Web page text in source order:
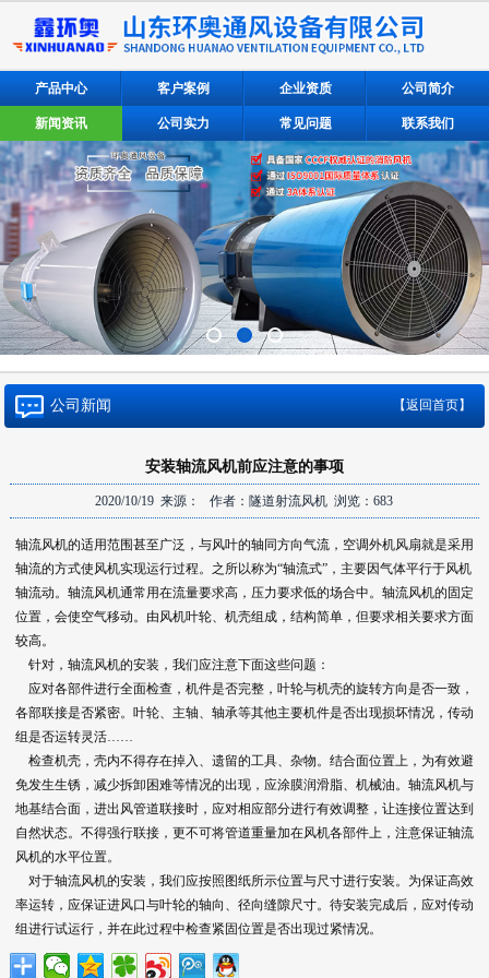
产品中心 客户案例 企业资质 公司简介
新闻资讯 公司实力 常见问题 联系我们
公司新闻 【返回首页】
安装轴流风机前应注意的事项
2020/10/19 来源： 作者：隧道射流风机 浏览：683
轴流风机的适用范围甚至广泛，与风叶的轴同方向气流，空调外机风扇就是采用
轴流的方式使风机实现运行过程。之所以称为“轴流式”，主要因气体平行于风机
轴流动。轴流风机通常用在流量要求高，压力要求低的场合中。轴流风机的固定
位置，会使空气移动。由风机叶轮、机壳组成，结构简单，但要求相关要求方面
较高。
针对，轴流风机的安装，我们应注意下面这些问题：
应对各部件进行全面检查，机件是否完整，叶轮与机壳的旋转方向是否一致，
各部联接是否紧密。叶轮、主轴、轴承等其他主要机件是否出现损坏情况，传动
组是否运转灵活……
检查机壳，壳内不得存在掉入、遗留的工具、杂物。结合面位置上，为有效避
免发生生锈，减少拆卸困难等情况的出现，应涂膜润滑脂、机械油。轴流风机与
地基结合面，进出风管道联接时，应对相应部分进行有效调整，让连接位置达到
自然状态。不得强行联接，更不可将管道重量加在风机各部件上，注意保证轴流
风机的水平位置。
对于轴流风机的安装，我们应按照图纸所示位置与尺寸进行安装。为保证高效
率运转，应保证进风口与叶轮的轴向、径向缝隙尺寸。待安装完成后，应对传动
组进行试运行，并在此过程中检查紧固位置是否出现过紧情况。